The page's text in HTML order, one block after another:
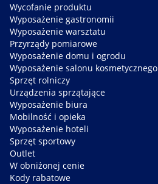
Wycofanie produktu
Wyposażenie gastronomii
Wyposażenie warsztatu
Przyrządy pomiarowe
Wyposażenie domu i ogrodu
Wyposażenie salonu kosmetycznego
Sprzęt rolniczy
Urządzenia sprzątające
Wyposażenie biura
Mobilność i opieka
Wyposażenie hoteli
Sprzęt sportowy
Outlet
W obniżonej cenie
Kody rabatowe